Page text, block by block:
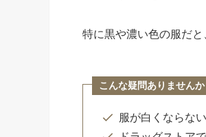
特に黒や濃い色の服だと
こんな疑問ありませんか
服が白くならな